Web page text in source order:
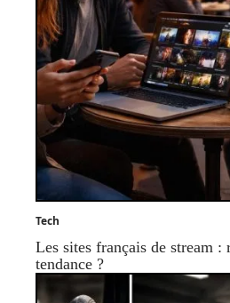
Tech
Les sites français de stream
tendance ?